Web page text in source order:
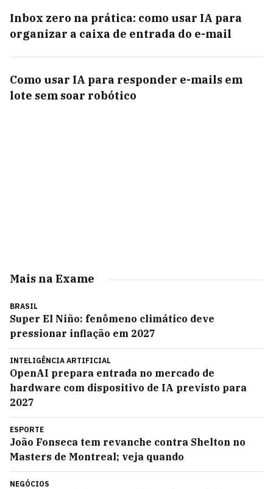
Inbox zero na prática: como usar IA para
organizar a caixa de entrada do e-mail
Como usar IA para responder e-mails em
lote sem soar robótico
Mais na Exame
BRASIL
Super El Niño: fenômeno climático deve
pressionar inflação em 2027
INTELIGÊNCIA ARTIFICIAL
OpenAI prepara entrada no mercado de
hardware com dispositivo de IA previsto para
2027
ESPORTE
João Fonseca tem revanche contra Shelton no
Masters de Montreal; veja quando
NEGÓCIOS